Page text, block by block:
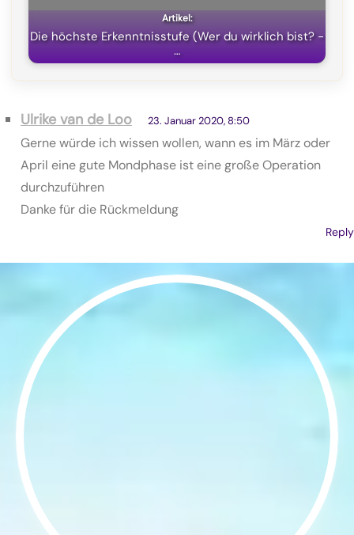
Die höchste Erkenntnisstufe (Wer du wirklich bist? -
…
Ulrike van de Loo 23. Januar 2020, 8:50
Gerne würde ich wissen wollen, wann es im März oder
April eine gute Mondphase ist eine große Operation
durchzuführen
Danke für die Rückmeldung
Reply